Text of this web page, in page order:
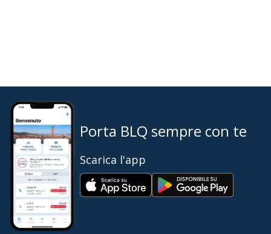
Porta BLQ sempre con te
Scarica l'app